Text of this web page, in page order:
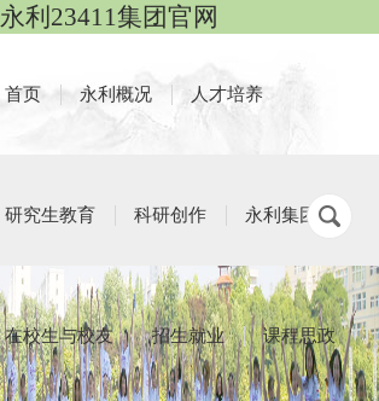
永利23411集团官网
首页 永利概况 人才培养
研究生教育 科研创作 永利集团
在校生与校友 招生就业 课程思政